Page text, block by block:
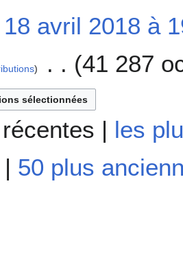
18 avril 2018 à
41 287
| les
| 50 plus